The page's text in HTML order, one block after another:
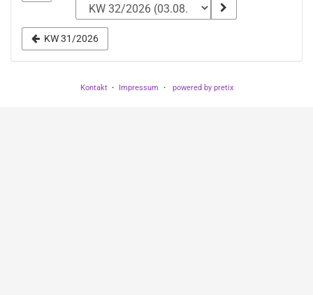
zur
Anzeige
auswählen
KW 31/2026
Kontakt Impressum powered by pretix